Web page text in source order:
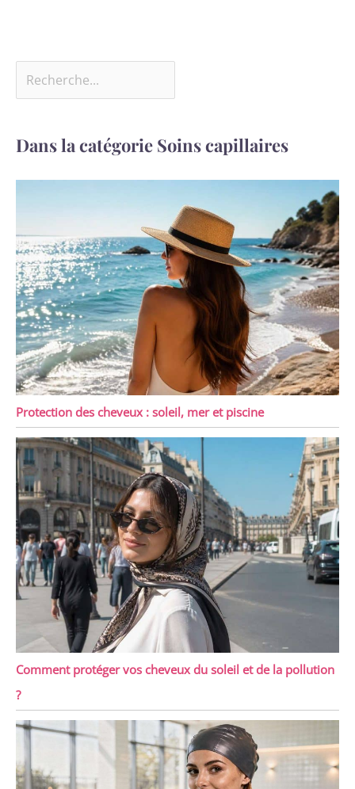
Dans la catégorie Soins capillaires
Protection des cheveux : soleil, mer et piscine
Comment protéger vos cheveux du soleil et de la pollution
?